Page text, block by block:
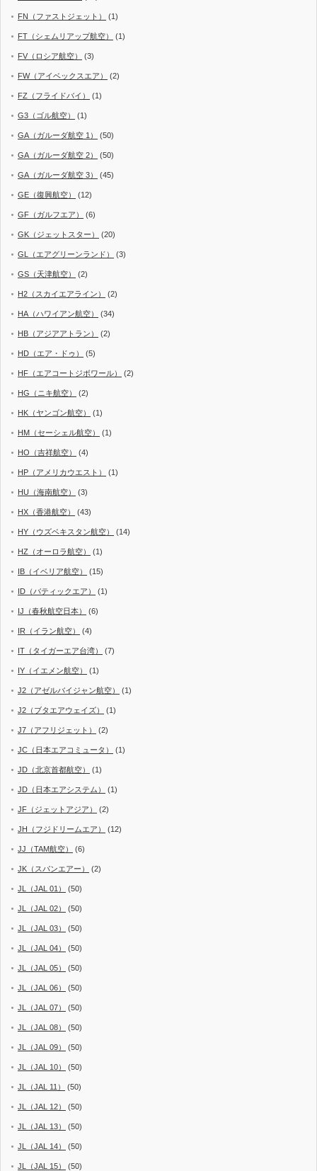
FN（ファストジェット） (1)
FT（シェムリアップ航空） (1)
FV（ロシア航空） (3)
FW（アイベックスエア） (2)
FZ（フライドバイ） (1)
G3（ゴル航空） (1)
GA（ガルーダ航空 1） (50)
GA（ガルーダ航空 2） (50)
GA（ガルーダ航空 3） (45)
GE（復興航空） (12)
GF（ガルフエア） (6)
GK（ジェットスター） (20)
GL（エアグリーンランド） (3)
GS（天津航空） (2)
H2（スカイエアライン） (2)
HA（ハワイアン航空） (34)
HB（アジアアトラン） (2)
HD（エア・ドゥ） (5)
HF（エアコートジボワール） (2)
HG（ニキ航空） (2)
HK（ヤンゴン航空） (1)
HM（セーシェル航空） (1)
HO（吉祥航空） (4)
HP（アメリカウエスト） (1)
HU（海南航空） (3)
HX（香港航空） (43)
HY（ウズベキスタン航空） (14)
HZ（オーロラ航空） (1)
IB（イベリア航空） (15)
ID（バティックエア） (1)
IJ（春秋航空日本） (6)
IR（イラン航空） (4)
IT（タイガーエア台湾） (7)
IY（イエメン航空） (1)
J2（アゼルバイジャン航空） (1)
J2（ブタエアウェイズ） (1)
J7（アフリジェット） (2)
JC（日本エアコミュータ） (1)
JD（北京首都航空） (1)
JD（日本エアシステム） (1)
JF（ジェットアジア） (2)
JH（フジドリームエア） (12)
JJ（TAM航空） (6)
JK（スパンエアー） (2)
JL（JAL 01） (50)
JL（JAL 02） (50)
JL（JAL 03） (50)
JL（JAL 04） (50)
JL（JAL 05） (50)
JL（JAL 06） (50)
JL（JAL 07） (50)
JL（JAL 08） (50)
JL（JAL 09） (50)
JL（JAL 10） (50)
JL（JAL 11） (50)
JL（JAL 12） (50)
JL（JAL 13） (50)
JL（JAL 14） (50)
JL（JAL 15） (50)